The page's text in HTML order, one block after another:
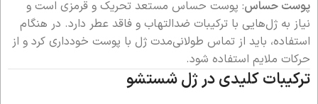
پوست حساس: پوست حساس مستعد تحریک و قرمزی است و
نیاز به ژل‌هایی با ترکیبات ضدالتهاب و فاقد عطر دارد. در هنگام
استفاده، باید از تماس طولانی‌مدت ژل با پوست خودداری کرد و از
حرکات ملایم استفاده شود.
ترکیبات کلیدی در ژل شستشو